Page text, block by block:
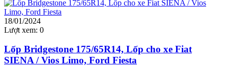
18/01/2024
Lượt xem: 0
Lốp Bridgestone 175/65R14, Lốp cho xe Fiat
SIENA / Vios Limo, Ford Fiesta